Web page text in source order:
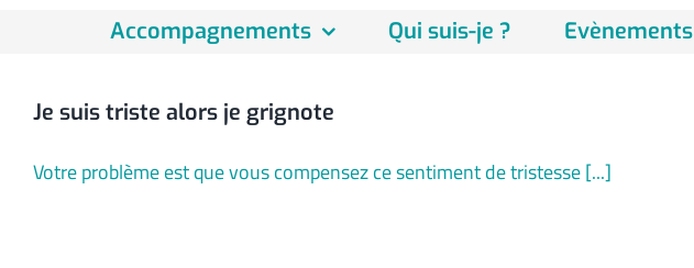
Accompagnements Qui suis-je ? Evènements
Je suis triste alors je grignote
Votre problème est que vous compensez ce sentiment de tristesse [...]